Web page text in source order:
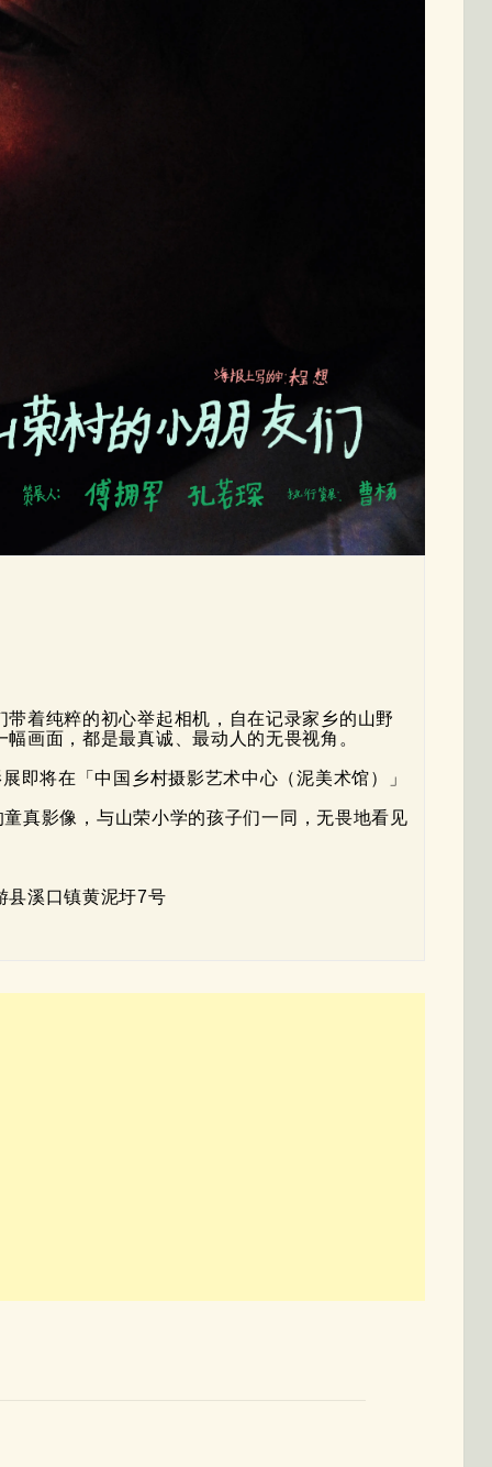
着纯粹的初心举起相机，自在记录家乡的山野
画面，都是最真诚、最动人的无畏视角。
即将在「中国乡村摄影艺术中心（泥美术馆）」
真影像，与山荣小学的孩子们一同，无畏地看见
县溪口镇黄泥圩7号